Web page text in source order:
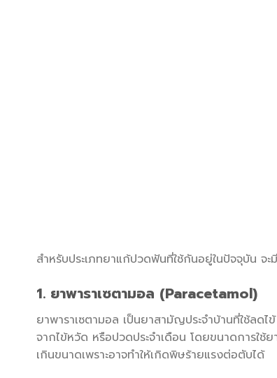
สำหรับประเภทยาแก้ปวดฟันที่ใช้กันอยู่ในปัจจุบัน จ
1. ยาพาราเซตามอล (Paracetamol)
ยาพาราเซตามอล เป็นยาสามัญประจำบ้านที่ใช้ลด
จากไข้หวัด หรือปวดประจำเดือน โดยขนาดการใ
เกินขนาดเพราะอาจทำให้เกิดพิษร้ายแรงต่อตับได้